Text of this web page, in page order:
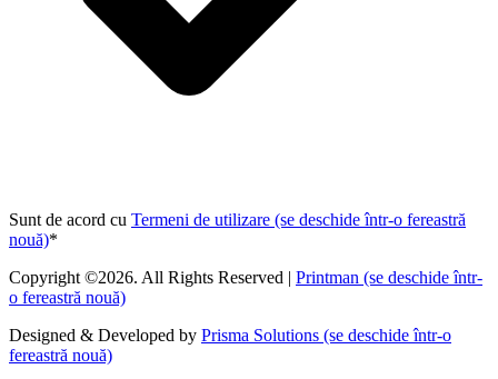
Sunt de acord cu Termeni de utilizare (se deschide într-o fereastră
nouă)*
Copyright ©2026. All Rights Reserved | Printman (se deschide într-
o fereastră nouă)
Designed & Developed by Prisma Solutions (se deschide într-o
fereastră nouă)